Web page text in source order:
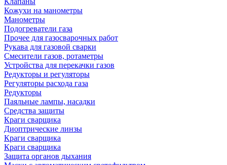
Кожухи на манометры
Манометры
Подогреватели газа
Прочее для газосварочных работ
Рукава для газовой сварки
Смесители газов, ротаметры
Устройства для перекачки газов
Редукторы и регуляторы
Регуляторы расхода газа
Редукторы
Паяльные лампы, насадки
Средства защиты
Краги сварщика
Диоптрические линзы
Краги сварщика
Краги сварщика
Защита органов дыхания